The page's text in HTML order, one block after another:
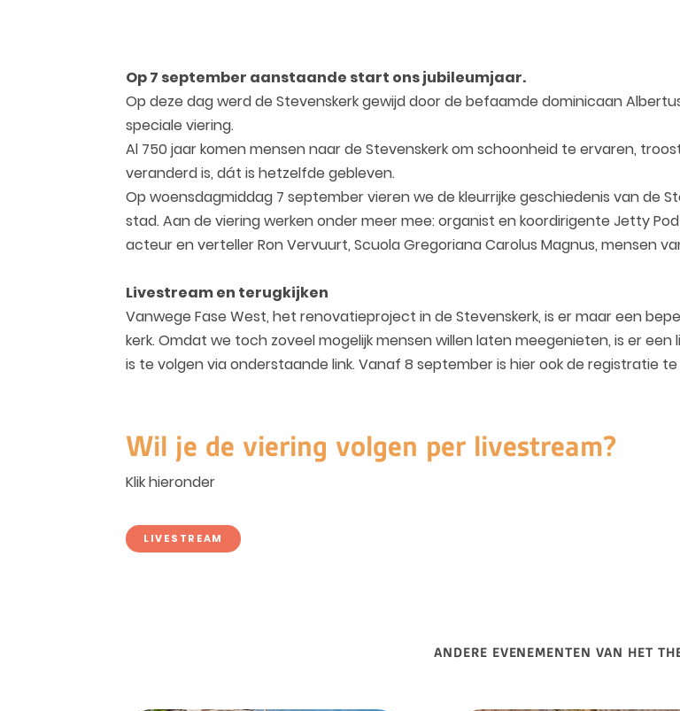
Op 7 september aanstaande start ons jubileumjaar.
Op deze dag werd de Stevenskerk gewijd door de befaamde dominicaan
speciale viering.
Al 750 jaar komen mensen naar de Stevenskerk om schoonheid te ervaren,
veranderd is, dát is hetzelfde gebleven.
Op woensdagmiddag 7 september vieren we de kleurrijke geschiedenis van de
stad. Aan de viering werken onder meer mee: organist en koordirigente Jetty
acteur en verteller Ron Vervuurt, Scuola Gregoriana Carolus Magnus, mensen
Livestream en terugkijken
Vanwege Fase West, het renovatieproject in de Stevenskerk, is er maar een
kerk. Omdat we toch zoveel mogelijk mensen willen laten meegenieten, is er een
is te volgen via onderstaande link. Vanaf 8 september is hier ook de registratie te
Wil je de viering volgen per livestream?
Klik hieronder
LIVESTREAM
ANDERE EVENEMENTEN VAN HET